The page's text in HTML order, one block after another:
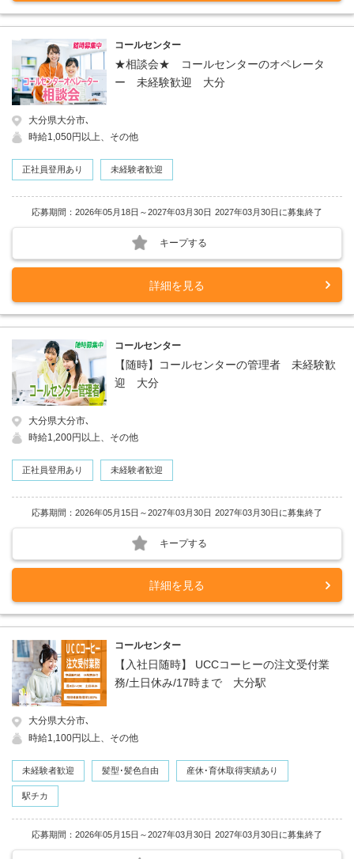
コールセンター
★相談会★ コールセンターのオペレータ
ー 未経験歓迎 大分
大分県大分市､
時給1,050円以上、その他
正社員登用あり 未経験者歓迎
応募期間：2026年05月18日～2027年03月30日 2027年03月30日に募集終了
キープする
詳細を見る
コールセンター
【随時】コールセンターの管理者 未経験歓
迎 大分
大分県大分市､
時給1,200円以上、その他
正社員登用あり 未経験者歓迎
応募期間：2026年05月15日～2027年03月30日 2027年03月30日に募集終了
キープする
詳細を見る
コールセンター
【入社日随時】 UCCコーヒーの注文受付業
務/土日休み/17時まで 大分駅
大分県大分市､
時給1,100円以上、その他
未経験者歓迎 髪型･髪色自由 産休･育休取得実績あり
駅チカ
応募期間：2026年05月15日～2027年03月30日 2027年03月30日に募集終了